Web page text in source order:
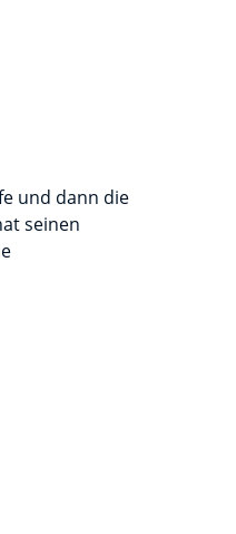
und dann die
seinen